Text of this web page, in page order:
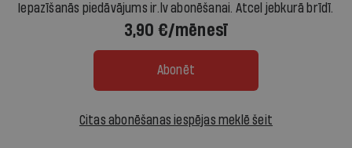
Iepazīšanās piedāvājums ir.lv abonēšanai. Atcel jebkurā brīdī.
3,90 €/mēnesī
Abonēt
Citas abonēšanas iespējas meklē šeit